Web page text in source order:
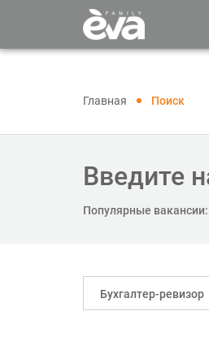
Главная Поиск
Введите
Популярные вакансии:
Бухгалтер-ревизор